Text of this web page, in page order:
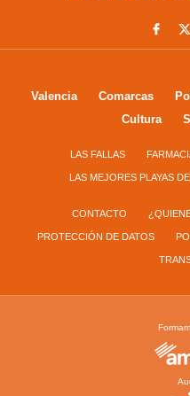
Valencia Comarcas
Cultura
LAS FALLAS
LAS MEJORES PLAYAS
CONTACTO
PROTECCIÓN DE DATOS